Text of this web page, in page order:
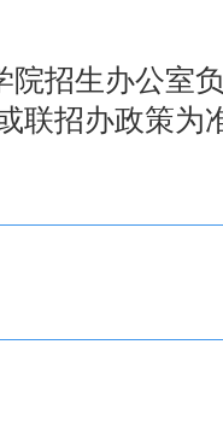
招生办公室
联招办政策为